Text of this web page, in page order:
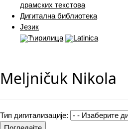
драмских текстова
Дигитална библиотека
Језик
Ћирилица
Latinica
Meljničuk Nikola
Тип дигитализације: